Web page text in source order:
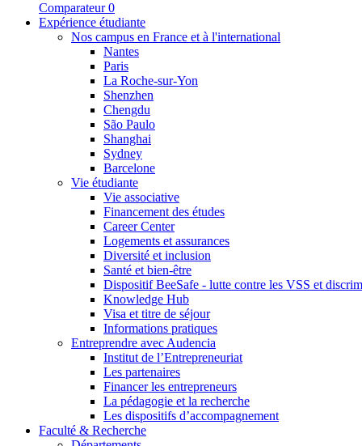
Comparateur 0
Expérience étudiante
Nos campus en France et à l'international
Nantes
Paris
La Roche-sur-Yon
Shenzhen
Chengdu
São Paulo
Shanghai
Sydney
Barcelone
Vie étudiante
Vie associative
Financement des études
Career Center
Logements et assurances
Diversité et inclusion
Santé et bien-être
Dispositif BeeSafe - lutte contre les VSS et
Knowledge Hub
Visa et titre de séjour
Informations pratiques
Entreprendre avec Audencia
Institut de l’Entrepreneuriat
Les partenaires
Financer les entrepreneurs
La pédagogie et la recherche
Les dispositifs d’accompagnement
Faculté & Recherche